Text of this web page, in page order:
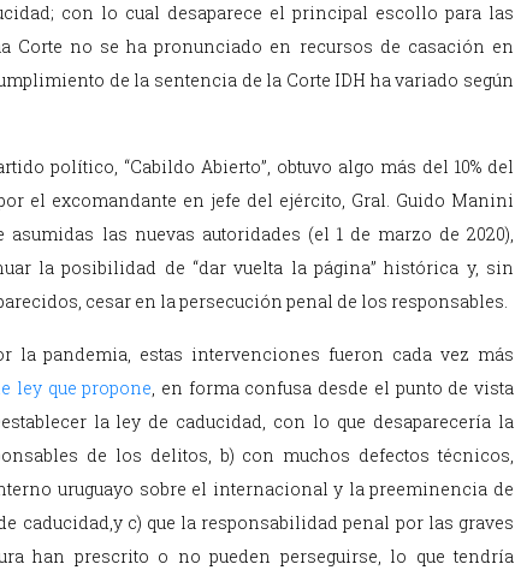
con lo cual desaparece el principal escollo para las
Corte no se ha pronunciado en recursos de casación en
de la sentencia de la Corte IDH ha variado según
político, “Cabildo Abierto”, obtuvo algo más del 10% del
el excomandante en jefe del ejército, Gral. Guido Manini
las nuevas autoridades (el 1 de marzo de 2020),
la posibilidad de “dar vuelta la página” histórica y, sin
cesar en la persecución penal de los responsables.
la pandemia, estas intervenciones fueron cada vez más
ley que propone, en forma confusa desde el punto de vista
la ley de caducidad, con lo que desaparecería la
de los delitos, b) con muchos defectos técnicos,
uruguayo sobre el internacional y la preeminencia de
caducidad,y c) que la responsabilidad penal por las graves
han prescrito o no pueden perseguirse, lo que tendría